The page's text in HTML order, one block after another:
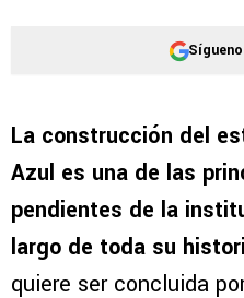
La construcción del
Azul es una de las
pendientes de la
largo de toda su
quiere ser concluida